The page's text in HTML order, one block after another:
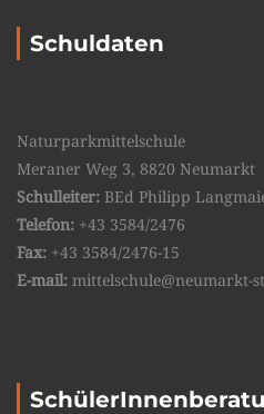
Schuldaten
Naturparkmittelschule
Meraner Weg 3, 8820 Neumarkt
Schulleiter: BEd Philipp
Telefon: +43 3584/2476
Fax: +43 3584/2476-15
E-mail: mittelschule@neumarkt-